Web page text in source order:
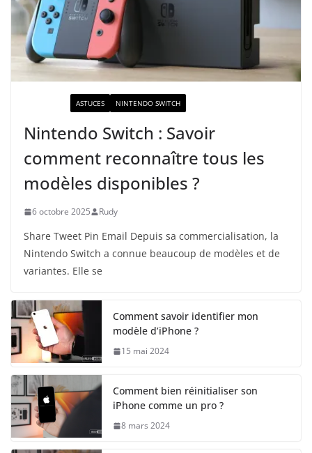
ASTUCES NINTENDO SWITCH
Nintendo Switch : Savoir
comment reconnaître tous les
modèles disponibles ?
6 octobre 2025 Rudy
Share Tweet Pin Email Depuis sa commercialisation, la
Nintendo Switch a connue beaucoup de modèles et de
variantes. Elle se
Comment savoir identifier mon
modèle d’iPhone ?
15 mai 2024
Comment bien réinitialiser son
iPhone comme un pro ?
8 mars 2024